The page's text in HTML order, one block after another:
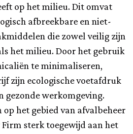
op het milieu. Dit omvat
afbreekbare en niet-
die zowel veilig zijn
het milieu. Door het gebruik
te minimaliseren,
zijn ecologische voetafdruk
gezonde werkomgeving.
het gebied van afvalbeheer
Firm sterk toegewijd aan het